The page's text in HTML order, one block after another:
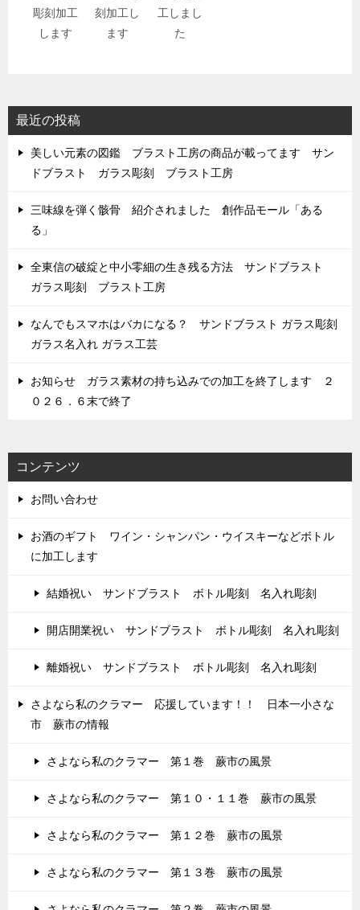
彫刻加工
します
刻加工し
ます
工しまし
た
最近の投稿
美しい元素の図鑑 ブラスト工房の商品が載ってます サン
ドブラスト ガラス彫刻 ブラスト工房
三味線を弾く骸骨 紹介されました 創作品モール「ある
る」
全東信の破綻と中小零細の生き残る方法 サンドブラスト
ガラス彫刻 ブラスト工房
なんでもスマホはバカになる？ サンドブラスト ガラス彫刻
ガラス名入れ ガラス工芸
お知らせ ガラス素材の持ち込みでの加工を終了します ２
０２６．６末で終了
コンテンツ
お問い合わせ
お酒のギフト ワイン・シャンパン・ウイスキーなどボトル
に加工します
結婚祝い サンドブラスト ボトル彫刻 名入れ彫刻
開店開業祝い サンドブラスト ボトル彫刻 名入れ彫刻
離婚祝い サンドブラスト ボトル彫刻 名入れ彫刻
さよなら私のクラマー 応援しています！！ 日本一小さな
市 蕨市の情報
さよなら私のクラマー 第１巻 蕨市の風景
さよなら私のクラマー 第１０・１１巻 蕨市の風景
さよなら私のクラマー 第１２巻 蕨市の風景
さよなら私のクラマー 第１３巻 蕨市の風景